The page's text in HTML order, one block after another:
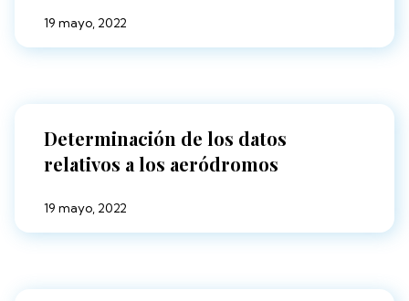
19 mayo, 2022
Determinación de los datos
relativos a los aeródromos
19 mayo, 2022